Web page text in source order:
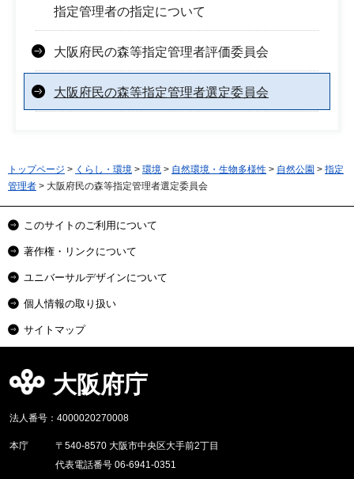
指定管理者の指定について
大阪府民の森等指定管理者評価委員会
大阪府民の森等指定管理者選定委員会
トップページ > くらし・環境 > 環境 > 自然環境・生物多様性 > 自然公園 > 指定
管理者 > 大阪府民の森等指定管理者選定委員会
このサイトのご利用について
著作権・リンクについて
ユニバーサルデザインについて
個人情報の取り扱い
サイトマップ
大阪府庁
法人番号：4000020270008
本庁
〒540-8570 大阪市中央区大手前2丁目
代表電話番号 06-6941-0351